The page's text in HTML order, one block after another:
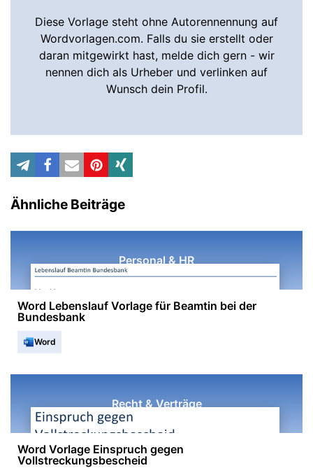
Diese Vorlage steht ohne Autorennennung auf
Wordvorlagen.com. Falls du sie erstellt oder
daran mitgewirkt hast, melde dich gern - wir
nennen dich als Urheber und verlinken auf
Wunsch dein Profil.
Ähnliche Beiträge
Personal & HR
Word Lebenslauf Vorlage für Beamtin bei der
Bundesbank
Word
Recht & Verträge
Word Vorlage Einspruch gegen
Vollstreckungsbescheid